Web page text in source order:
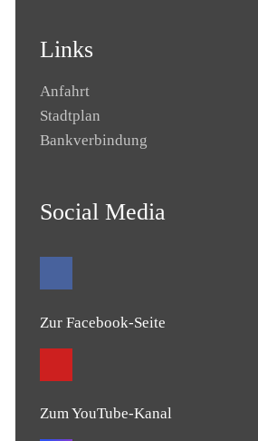
Links
Anfahrt
Stadtplan
Bankverbindung
Social Media
Zur Facebook-Seite
Zum YouTube-Kanal